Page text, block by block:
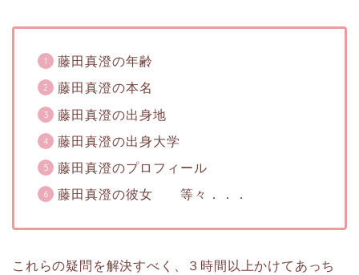
藤田真澄の年齢
藤田真澄の本名
藤田真澄の出身地
藤田真澄の出身大学
藤田真澄のプロフィール
藤田真澄の彼女 等々．．．
これらの疑問を解決すべく、３時間以上かけてあっち